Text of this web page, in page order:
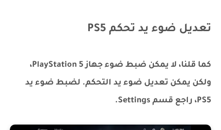
تعديل ضوء يد تحكم PS5
كما قلنا، لا يمكن ضبط ضوء جهاز PlayStation 5،
ولكن يمكن تعديل ضوء يد التحكم. لضبط ضوء يد
PS5، راجع قسم Settings.